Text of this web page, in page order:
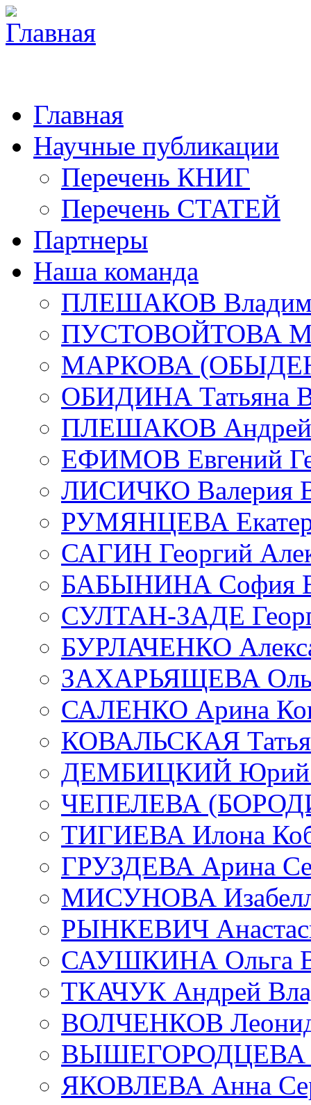
Главная
Научные публикации
Перечень КНИГ
Перечень СТАТЕЙ
Партнеры
Наша команда
ПЛЕШАКОВ
ПУСТОВОЙТОВА
МАРКОВА
ОБИДИНА Татьяна
ПЛЕШАКОВ Андрей
ЕФИМОВ Евгений
ЛИСИЧКО Валерия
РУМЯНЦЕВА
САГИН Георгий
БАБЫНИНА София
СУЛТАН-ЗАДЕ
БУРЛАЧЕНКО
ЗАХАРЬЯЩЕВА
САЛЕНКО Арина
КОВАЛЬСКАЯ
ДЕМБИЦКИЙ Юрий
ЧЕПЕЛЕВА
ТИГИЕВА Илона
ГРУЗДЕВА Арина
МИСУНОВА
РЫНКЕВИЧ
САУШКИНА Ольга
ТКАЧУК Андрей
ВОЛЧЕНКОВ Леонид
ВЫШЕГОРОДЦЕВА
ЯКОВЛЕВА Анна